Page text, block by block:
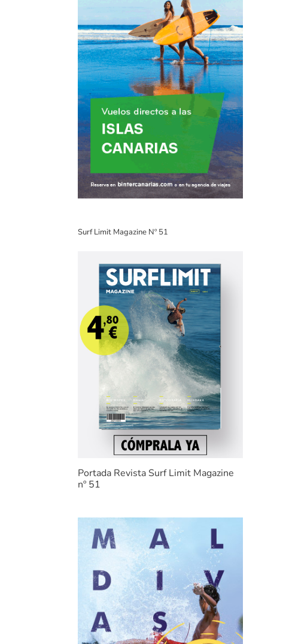
Surf Limit Magazine Nº 51
Portada Revista Surf Limit Magazine
nº 51